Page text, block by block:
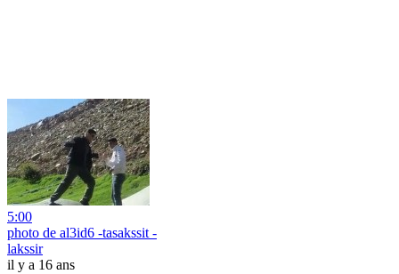
5:00
photo de al3id6 -tasakssit -
lakssir
il y a 16 ans